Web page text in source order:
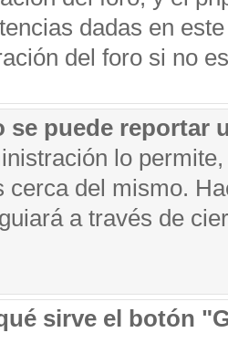
dadas en
del foro si no
se puede reportar
lo
cerca del mismo.
a través de
sirve el botón